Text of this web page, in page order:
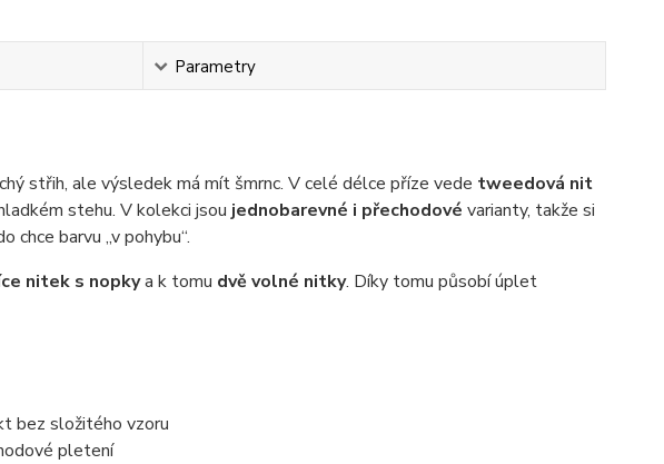
Parametry
střih, ale výsledek má mít šmrnc. V celé délce příze vede tweedová nit
stehu. V kolekci jsou jednobarevné i přechodové varianty, takže si
barvu „v pohybu“.
nitek s nopkya k tomu dvě volné nitky. Díky tomu působí úplet
bez složitého vzoru
pletení